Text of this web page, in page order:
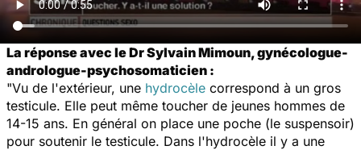
La réponse avec le Dr Sylvain Mimoun, gynécologue-
andrologue-psychosomaticien :
"Vu de l'extérieur, une hydrocèle correspond à un gros
testicule. Elle peut même toucher de jeunes hommes de
14-15 ans. En général on place une poche (le suspensoir)
pour soutenir le testicule. Dans l'hydrocèle il y a une